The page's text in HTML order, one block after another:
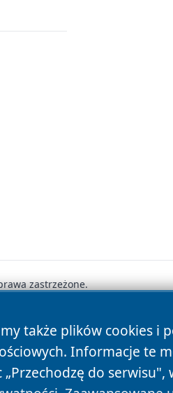
także plików cookies
Informacje te
do serwisu",
zastrzeżone.
Polityka Cookies